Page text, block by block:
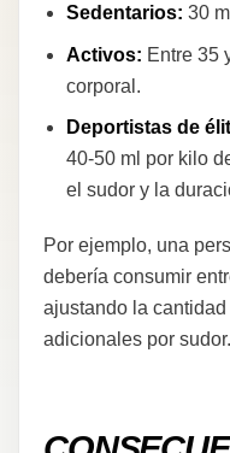
Sedentarios: 30
Activos: Entre 35
corporal.
Deportistas de
40-50 ml por kilo
el sudor y la
Por ejemplo, una
debería consumir
ajustando la
adicionales por sudor.